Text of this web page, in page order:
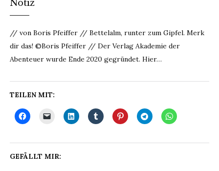
Notiz
// von Boris Pfeiffer // Bettelalm, runter zum Gipfel. Merk
dir das! ©Boris Pfeiffer // Der Verlag Akademie der
Abenteuer wurde Ende 2020 gegründet. Hier…
TEILEN MIT:
GEFÄLLT MIR: